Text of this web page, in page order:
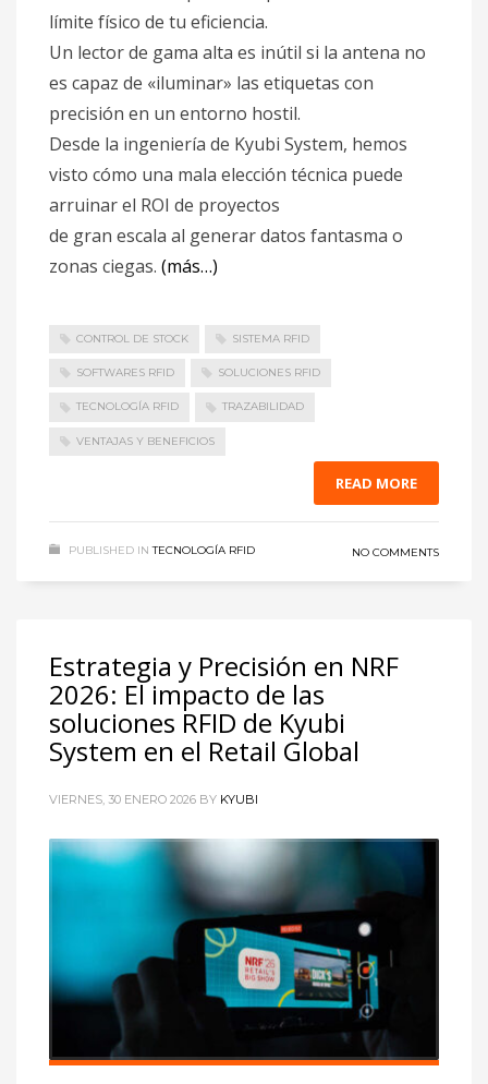
límite físico de tu eficiencia.
Un lector de gama alta es inútil si la antena no
es capaz de «iluminar» las etiquetas con
precisión en un entorno hostil.
Desde la ingeniería de Kyubi System, hemos
visto cómo una mala elección técnica puede
arruinar el ROI de proyectos
de gran escala al generar datos fantasma o
zonas ciegas. (más…)
CONTROL DE STOCK SISTEMA RFID
SOFTWARES RFID SOLUCIONES RFID
TECNOLOGÍA RFID TRAZABILIDAD
VENTAJAS Y BENEFICIOS
READ MORE
PUBLISHED IN TECNOLOGÍA RFID NO COMMENTS
Estrategia y Precisión en NRF
2026: El impacto de las
soluciones RFID de Kyubi
System en el Retail Global
VIERNES, 30 ENERO 2026 BY KYUBI